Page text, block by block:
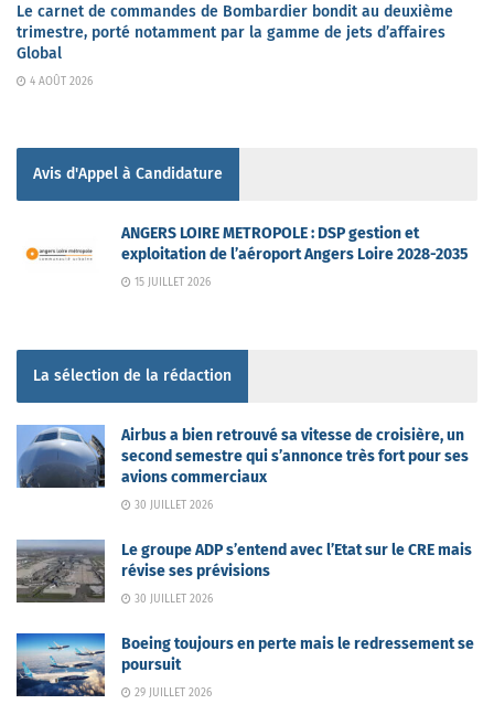
Le carnet de commandes de Bombardier bondit au deuxième
trimestre, porté notamment par la gamme de jets d’affaires
Global
4 AOÛT 2026
Avis d'Appel à Candidature
ANGERS LOIRE METROPOLE : DSP gestion et
exploitation de l’aéroport Angers Loire 2028-2035
15 JUILLET 2026
La sélection de la rédaction
Airbus a bien retrouvé sa vitesse de croisière, un
second semestre qui s’annonce très fort pour ses
avions commerciaux
30 JUILLET 2026
Le groupe ADP s’entend avec l’Etat sur le CRE mais
révise ses prévisions
30 JUILLET 2026
Boeing toujours en perte mais le redressement se
poursuit
29 JUILLET 2026